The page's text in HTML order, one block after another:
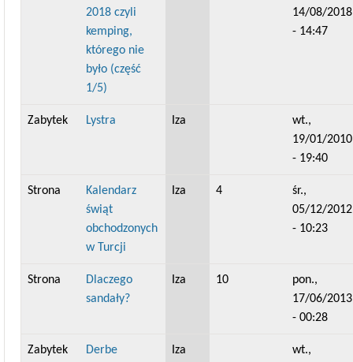
2018 czyli
kemping,
którego nie
było (część
1/5)
14/08/2018
- 14:47
Zabytek Lystra Iza
wt.,
19/01/2010
- 19:40
Strona
Kalendarz
świąt
obchodzonych
w Turcji
Iza 4
śr.,
05/12/2012
- 10:23
Strona
Dlaczego
sandały?
Iza 10
pon.,
17/06/2013
- 00:28
Zabytek Derbe Iza
wt.,